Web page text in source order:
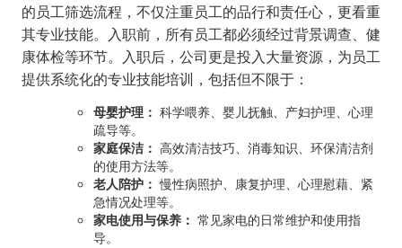
的员工筛选流程，不仅注重员工的品行和责任心，更看重
其专业技能。入职前，所有员工都必须经过背景调查、健
康体检等环节。入职后，公司更是投入大量资源，为员工
提供系统化的专业技能培训，包括但不限于：
母婴护理： 科学喂养、婴儿抚触、产妇护理、心理
疏导等。
家庭保洁： 高效清洁技巧、消毒知识、环保清洁剂
的使用方法等。
老人陪护： 慢性病照护、康复护理、心理慰藉、紧
急情况处理等。
家电使用与保养： 常见家电的日常维护和使用指
导。